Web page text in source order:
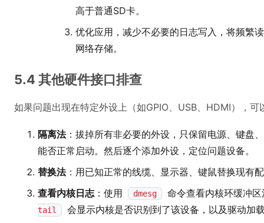
高于普通SD卡。
优化应用，减少不必要的日志写入，将频繁
网络存储。
5.4 其他硬件接口排查
如果问题出现在特定外设上（如GPIO、USB、HDMI），可
隔离法：拔掉所有非必要的外设，只保留电源、键盘
能否正常启动。然后逐个添加外设，定位问题设备。
替换法：用已知正常的线缆、显示器、键鼠替换现有
查看内核日志：使用 dmesg 命令查看内核环缓冲
tail 会显示内核是否识别到了该设备，以及驱动加